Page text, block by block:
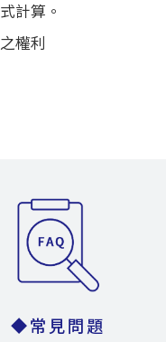
計算。
權利
◆常見問題